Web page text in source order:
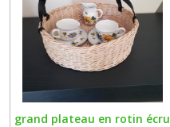
grand plateau en rotin écru